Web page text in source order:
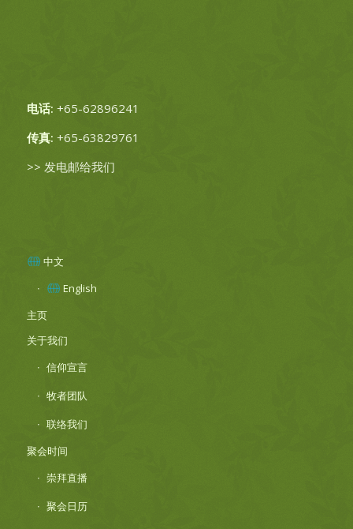
电话: +65-62896241
传真: +65-63829761
>> 发电邮给我们
中文
English
主页
关于我们
信仰宣言
牧者团队
联络我们
聚会时间
崇拜直播
聚会日历